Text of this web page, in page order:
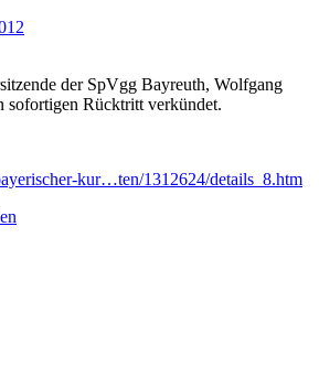
der SpVgg Bayreuth, Wolfgang
sofortigen Rücktritt verkündet.
kur…ten/1312624/details_8.htm